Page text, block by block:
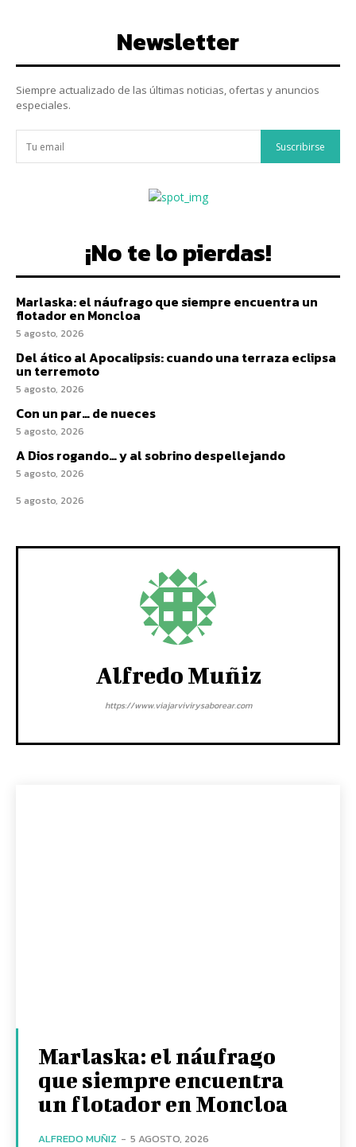
Newsletter
Siempre actualizado de las últimas noticias, ofertas y anuncios
especiales.
Suscribirse
¡No te lo pierdas!
Marlaska: el náufrago que siempre encuentra un
flotador en Moncloa
5 agosto, 2026
Del ático al Apocalipsis: cuando una terraza eclipsa
un terremoto
5 agosto, 2026
Con un par… de nueces
5 agosto, 2026
A Dios rogando… y al sobrino despellejando
5 agosto, 2026
5 agosto, 2026
Alfredo Muñiz
https://www.viajarvivirysaborear.com
Marlaska: el náufrago
que siempre encuentra
un flotador en Moncloa
ALFREDO MUÑIZ - 5 AGOSTO, 2026